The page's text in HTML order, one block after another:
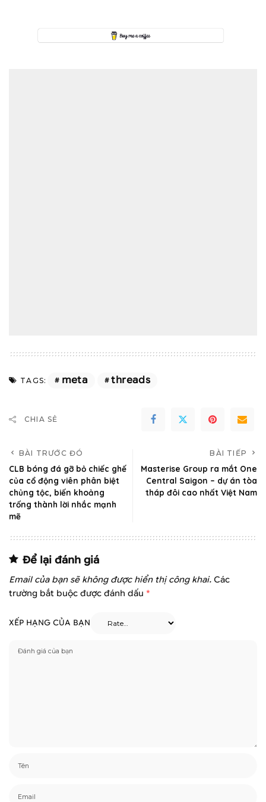
TAGS: meta threads
CHIA SẺ
BÀI TRƯỚC ĐÓ
CLB bóng đá gỡ bỏ chiếc ghế
của cổ động viên phân biệt
chủng tộc, biến khoảng
trống thành lời nhắc mạnh
mẽ
BÀI TIẾP
Masterise Group ra mắt One
Central Saigon – dự án tòa
tháp đôi cao nhất Việt Nam
Để lại đánh giá
Email của bạn sẽ không được hiển thị công khai. Các
trường bắt buộc được đánh dấu *
XẾP HẠNG CỦA BẠN